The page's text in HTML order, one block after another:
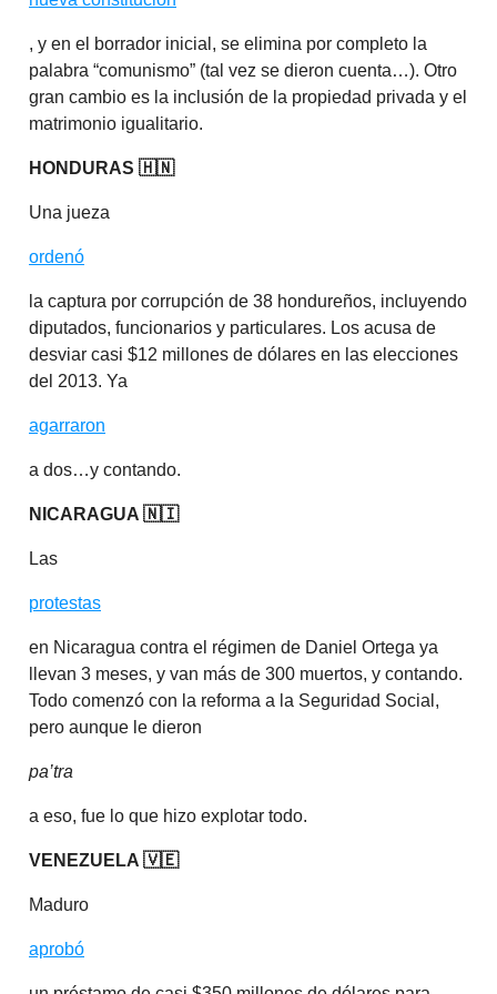
, y en el borrador inicial, se elimina por completo la
palabra “comunismo” (tal vez se dieron cuenta…). Otro
gran cambio es la inclusión de la propiedad privada y el
matrimonio igualitario.
HONDURAS 🇭🇳
Una jueza
ordenó
la captura por corrupción de 38 hondureños, incluyendo
diputados, funcionarios y particulares. Los acusa de
desviar casi $12 millones de dólares en las elecciones
del 2013. Ya
agarraron
a dos…y contando.
NICARAGUA 🇳🇮
Las
protestas
en Nicaragua contra el régimen de Daniel Ortega ya
llevan 3 meses, y van más de 300 muertos, y contando.
Todo comenzó con la reforma a la Seguridad Social,
pero aunque le dieron
pa’tra
a eso, fue lo que hizo explotar todo.
VENEZUELA 🇻🇪
Maduro
aprobó